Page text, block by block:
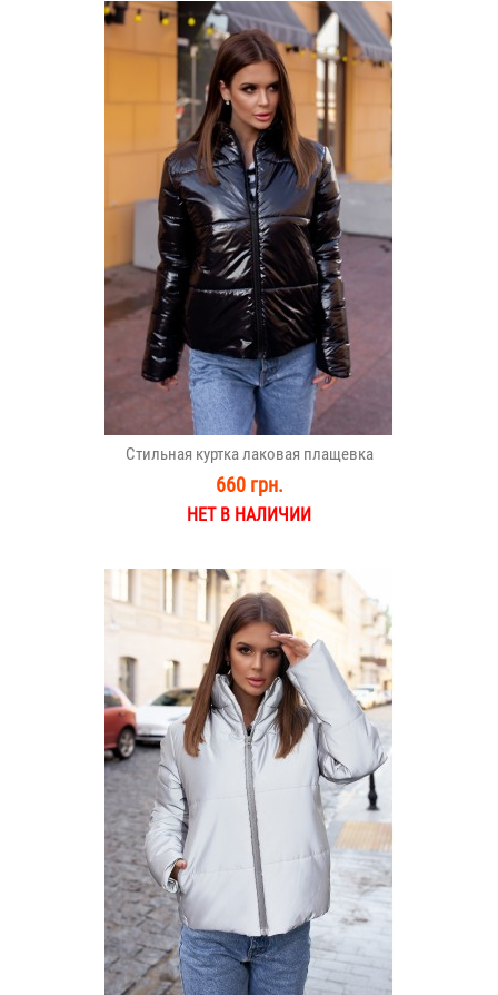
Стильная куртка лаковая плащевка
660 грн.
НЕТ В НАЛИЧИИ